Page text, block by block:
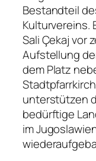
Bestandteil
Kulturvereins.
Sali Çekaj vor
Aufstellung
dem Platz
unterstützen
bedürftige
im